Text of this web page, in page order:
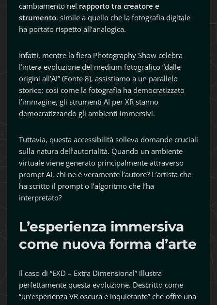
cambiamento nel rapporto tra creatore e
strumento, simile a quello che la fotografia digitale
ha portato rispetto all’analogica.
Infatti, mentre la fiera Photography Show celebra
l’intera evoluzione del medium fotografico “dalle
origini all’AI” (Fonte 8), assistiamo a un parallelo
storico: così come la fotografia ha democratizzato
l’immagine, gli strumenti AI per XR stanno
democratizzando gli ambienti immersivi.
Tuttavia, questa accessibilità solleva domande cruciali
sulla natura dell’autorialità. Quando un ambiente
virtuale viene generato principalmente attraverso
prompt AI, chi ne è veramente l’autore? L’artista che
ha scritto il prompt o l’algoritmo che l’ha
interpretato?
L’esperienza immersiva
come nuova forma d’arte
Il caso di “EXD – Extra Dimensional” illustra
perfettamente questa evoluzione. Descritto come
“un’esperienza VR oscura e inquietante” che offre una